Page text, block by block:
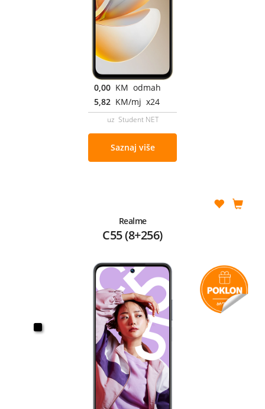
0,00 KM odmah
5,82 KM/mj x24
uz Student NET
Saznaj više
Realme
C55 (8+256)